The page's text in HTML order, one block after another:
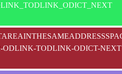
ODLINK-TODLINK-ODICT-NEXT